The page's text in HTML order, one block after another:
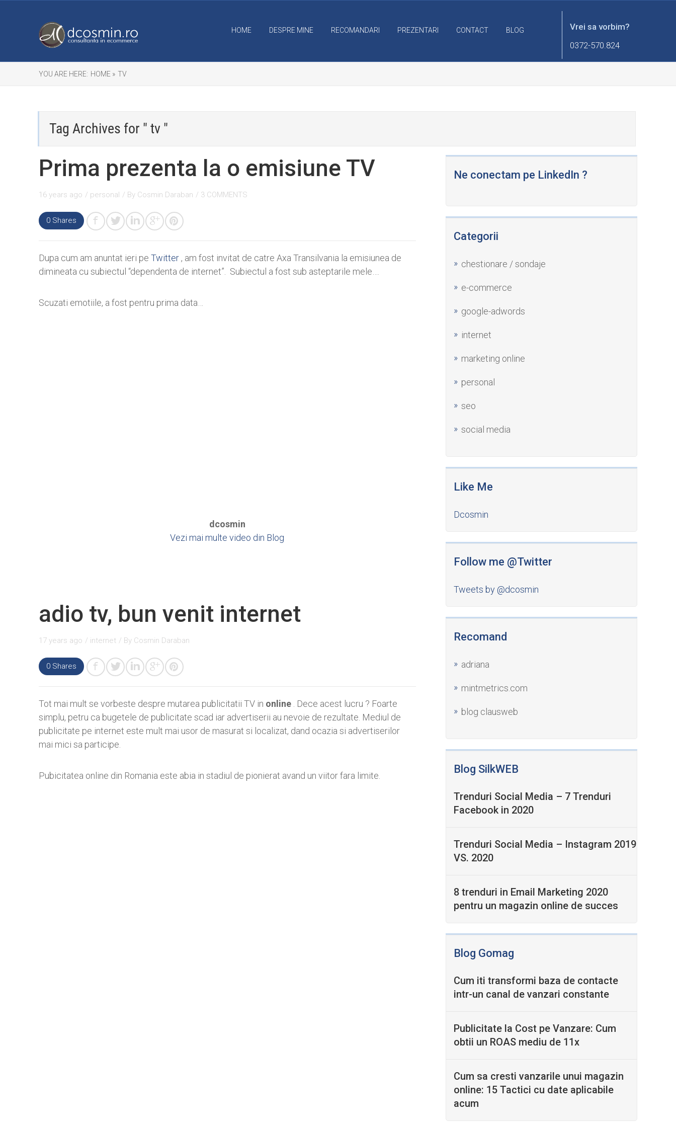
HOME DESPRE MINE RECOMANDARI PREZENTARI CONTACT BLOG
Vrei sa vorbim?
0372-570.824
YOU ARE HERE: HOME » TV
Tag Archives for " tv "
Prima prezenta la o emisiune TV
16 years ago / personal / By Cosmin Daraban / 3 COMMENTS
0 Shares
Dupa cum am anuntat ieri pe Twitter , am fost invitat de catre Axa Transilvania la emisiunea de
dimineata cu subiectul “dependenta de internet”. Subiectul a fost sub asteptarile mele….
Scuzati emotiile, a fost pentru prima data…
dcosmin
Vezi mai multe video din Blog
adio tv, bun venit internet
17 years ago / internet / By Cosmin Daraban
0 Shares
Tot mai mult se vorbeste despre mutarea publicitatii TV in online . Dece acest lucru ? Foarte
simplu, petru ca bugetele de publicitate scad iar advertiserii au nevoie de rezultate. Mediul de
publicitate pe internet este mult mai usor de masurat si localizat, dand ocazia si advertiserilor
mai mici sa participe.
Pubicitatea online din Romania este abia in stadiul de pionierat avand un viitor fara limite.
Ne conectam pe LinkedIn ?
Categorii
chestionare / sondaje
e-commerce
google-adwords
internet
marketing online
personal
seo
social media
Like Me
Dcosmin
Follow me @Twitter
Tweets by @dcosmin
Recomand
adriana
mintmetrics.com
blog clausweb
Blog SilkWEB
Trenduri Social Media – 7 Trenduri
Facebook in 2020
Trenduri Social Media – Instagram 2019
VS. 2020
8 trenduri in Email Marketing 2020
pentru un magazin online de succes
Blog Gomag
Cum iti transformi baza de contacte
intr-un canal de vanzari constante
Publicitate la Cost pe Vanzare: Cum
obtii un ROAS mediu de 11x
Cum sa cresti vanzarile unui magazin
online: 15 Tactici cu date aplicabile
acum